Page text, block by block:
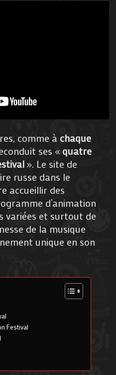
comme à chaque
ses « quatre
». Le site de
russe dans le
accueillir des
d’animation
variées et surtout de
de la musique
unique en son
Festival